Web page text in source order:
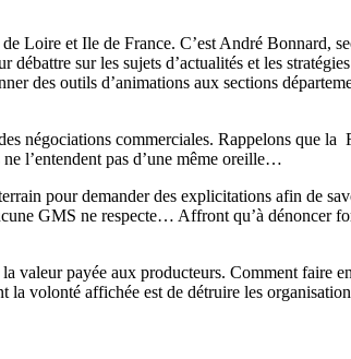
Loire et Ile de France. C’est André Bonnard,
sur les sujets d’actualités et les
des outils d’animations aux sections
négociations commerciales. Rappelons que
l’entendent pas d’une même oreille…
pour demander des explicitations afin de
GMS ne respecte… Affront qu’à dénoncer
payée aux producteurs. Comment faire
volonté affichée est de détruire les